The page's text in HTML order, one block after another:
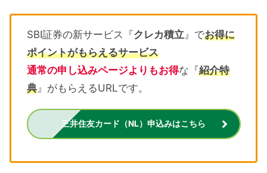
SBI証券の新サービス『クレカ積立 』でお得に
ポイントがもらえるサービス
通常の申し込みページよりもお得な『紹介特
典』がもらえるURLです。
三井住友カード（NL）申込みはこちら